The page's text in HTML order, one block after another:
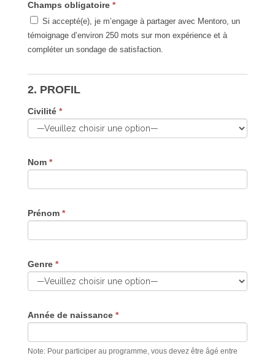
Champs obligatoire *
Si accepté(e), je m’engage à partager avec Mentoro, un
témoignage d’environ 250 mots sur mon expérience et à
compléter un sondage de satisfaction.
2. PROFIL
Civilité *
Nom *
Prénom *
Genre *
Année de naissance *
Note: Pour participer au programme, vous devez être âgé entre